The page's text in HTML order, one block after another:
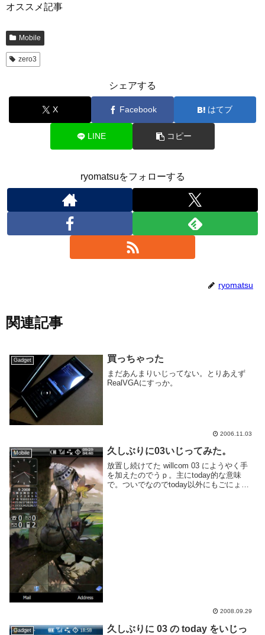
オススメ記事
Mobile
zero3
シェアする
X Facebook はてブ
LINE コピー
ryomatsuをフォローする
ryomatsu
関連記事
Gadget 買っちゃった
まだあんまりいじってない。とりあえず
RealVGAにすっか。
2006.11.03
Mobile 久しぶりに03いじってみた。
放置し続けてた willcom 03 にようやく手
を加えたのでうｐ。主にtoday的な意味
で。ついでなのでtoday以外にもごにょご
2008.09.29
Gadget
久しぶりに 03 の today をいじっ